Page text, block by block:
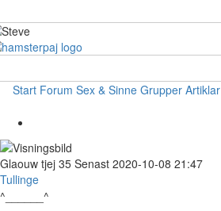
Start Forum Sex & Sinne Grupper Artiklar
Glaouw tjej 35 Senast 2020-10-08 21:47
Tullinge
^______^